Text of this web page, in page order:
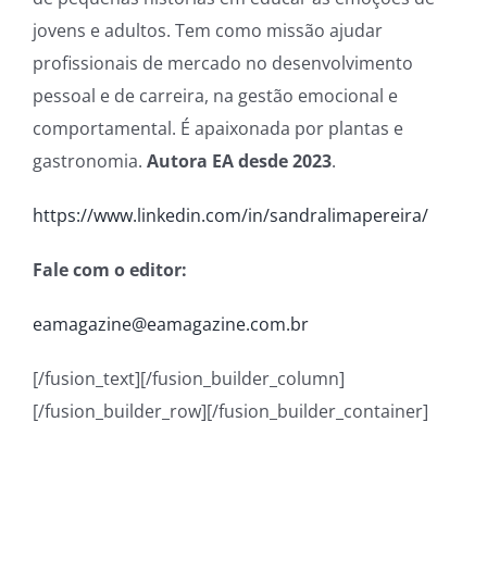
jovens e adultos. Tem como missão ajudar
profissionais de mercado no desenvolvimento
pessoal e de carreira, na gestão emocional e
comportamental. É apaixonada por plantas e
gastronomia. Autora EA desde 2023.
https://www.linkedin.com/in/sandralimapereira/
Fale com o editor:
eamagazine@eamagazine.com.br
[/fusion_text][/fusion_builder_column]
[/fusion_builder_row][/fusion_builder_container]